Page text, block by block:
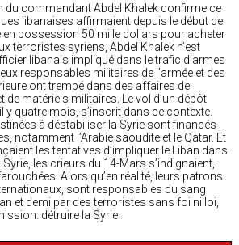
du commandant Abdel Khalek confirme ce
libanaises affirmaient depuis le début de
en possession 50 mille dollars pour acheter
terroristes syriens, Abdel Khalek n’est
libanais impliqué dans le trafic d’armes
responsables militaires de l’armée et des
ont trempé dans des affaires de
de matériels militaires. Le vol d’un dépôt
y quatre mois, s’inscrit dans ce contexte.
à déstabiliser la Syrie sont financés
notamment l’Arabie saoudite et le Qatar. Et
les tentatives d’impliquer le Liban dans
les crieurs du 14-Mars s’indignaient,
Alors qu’en réalité, leurs patrons
sont responsables du sang
et demi par des terroristes sans foi ni loi,
détruire la Syrie.